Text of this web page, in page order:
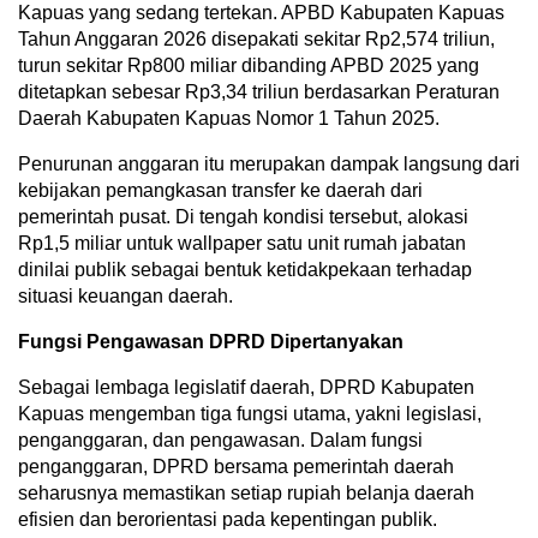
Kapuas yang sedang tertekan. APBD Kabupaten Kapuas
Tahun Anggaran 2026 disepakati sekitar Rp2,574 triliun,
turun sekitar Rp800 miliar dibanding APBD 2025 yang
ditetapkan sebesar Rp3,34 triliun berdasarkan Peraturan
Daerah Kabupaten Kapuas Nomor 1 Tahun 2025.
Penurunan anggaran itu merupakan dampak langsung dari
kebijakan pemangkasan transfer ke daerah dari
pemerintah pusat. Di tengah kondisi tersebut, alokasi
Rp1,5 miliar untuk wallpaper satu unit rumah jabatan
dinilai publik sebagai bentuk ketidakpekaan terhadap
situasi keuangan daerah.
Fungsi Pengawasan DPRD Dipertanyakan
Sebagai lembaga legislatif daerah, DPRD Kabupaten
Kapuas mengemban tiga fungsi utama, yakni legislasi,
penganggaran, dan pengawasan. Dalam fungsi
penganggaran, DPRD bersama pemerintah daerah
seharusnya memastikan setiap rupiah belanja daerah
efisien dan berorientasi pada kepentingan publik.